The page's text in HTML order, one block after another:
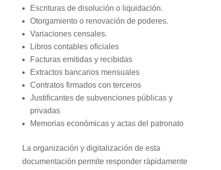
Escrituras de disolución o liquidación.
Otorgamiento o renovación de poderes.
Variaciones censales.
Libros contables oficiales
Facturas emitidas y recibidas
Extractos bancarios mensuales
Contratos firmados con terceros
Justificantes de subvenciones públicas y
privadas
Memorias económicas y actas del patronato
La organización y digitalización de esta
documentación permite responder rápidamente